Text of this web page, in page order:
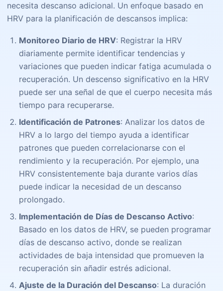
necesita descanso adicional. Un enfoque basado en
HRV para la planificación de descansos implica:
Monitoreo Diario de HRV: Registrar la HRV
diariamente permite identificar tendencias y
variaciones que pueden indicar fatiga acumulada o
recuperación. Un descenso significativo en la HRV
puede ser una señal de que el cuerpo necesita más
tiempo para recuperarse.
Identificación de Patrones: Analizar los datos de
HRV a lo largo del tiempo ayuda a identificar
patrones que pueden correlacionarse con el
rendimiento y la recuperación. Por ejemplo, una
HRV consistentemente baja durante varios días
puede indicar la necesidad de un descanso
prolongado.
Implementación de Días de Descanso Activo:
Basado en los datos de HRV, se pueden programar
días de descanso activo, donde se realizan
actividades de baja intensidad que promueven la
recuperación sin añadir estrés adicional.
Ajuste de la Duración del Descanso: La duración